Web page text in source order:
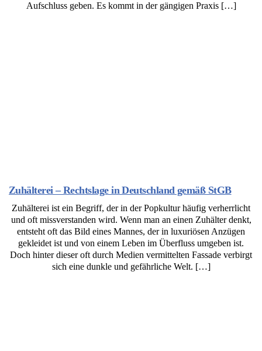
Aufschluss geben. Es kommt in der gängigen Praxis […]
Zuhälterei – Rechtslage in Deutschland gemäß StGB
Zuhälterei ist ein Begriff, der in der Popkultur häufig verherrlicht
und oft missverstanden wird. Wenn man an einen Zuhälter denkt,
entsteht oft das Bild eines Mannes, der in luxuriösen Anzügen
gekleidet ist und von einem Leben im Überfluss umgeben ist.
Doch hinter dieser oft durch Medien vermittelten Fassade verbirgt
sich eine dunkle und gefährliche Welt. […]